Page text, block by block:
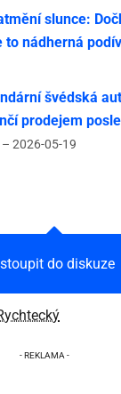
slunce:
to nádherná
švédská
prodejem
– 2026-05-19
do diskuze